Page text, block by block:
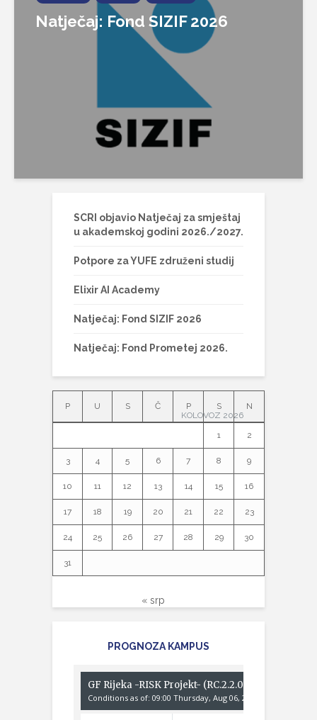
Natječaj: Fond SIZIF 2026
SCRI objavio Natječaj za smještaj
u akademskoj godini 2026./2027.
Potpore za YUFE združeni studij
Elixir AI Academy
Natječaj: Fond SIZIF 2026
Natječaj: Fond Prometej 2026.
KOLOVOZ 2026
P U S Č P S N
1 2
3 4 5 6 7 8 9
10 11 12 13 14 15 16
17 18 19 20 21 22 23
24 25 26 27 28 29 30
31
« srp
PROGNOZA KAMPUS